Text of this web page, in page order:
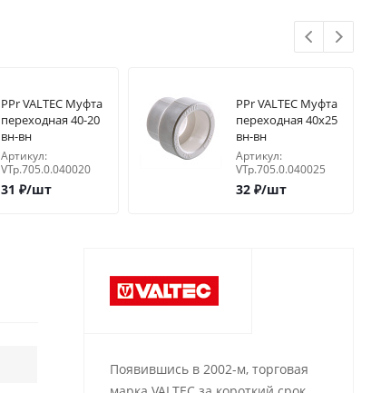
PPr VALTEC Муфта
переходная 40-20
вн-вн
Артикул:
VTp.705.0.040020
31 ₽/шт
PPr VALTEC Муфта
переходная 40х25
вн-вн
Артикул:
VTp.705.0.040025
32 ₽/шт
Появившись в 2002-м, торговая